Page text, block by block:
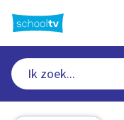
naar
hoofdinhoud